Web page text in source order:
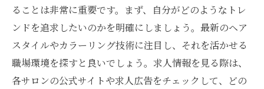
ることは非常に重要です。まず、自分がどのようなトレ
ンドを追求したいのかを明確にしましょう。最新のヘア
スタイルやカラーリング技術に注目し、それを活かせる
職場環境を探すと良いでしょう。求人情報を見る際は、
各サロンの公式サイトや求人広告をチェックして、どの